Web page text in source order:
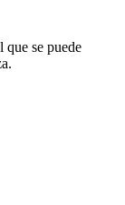
que se puede